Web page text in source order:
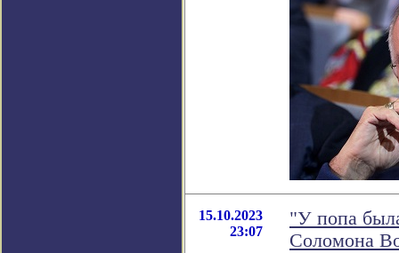
15.10.2023
23:07
"У попа
Соломона